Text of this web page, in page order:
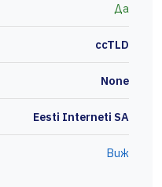
Да
ccTLD
None
Eesti Interneti SA
Виж